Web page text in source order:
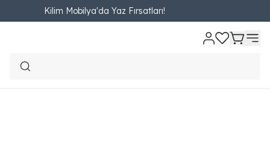
Kilim Mobilya'da Yaz Fırsatları!